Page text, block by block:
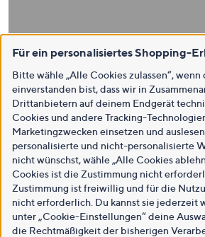
Für ein personalisiertes Shopping-
Bitte wähle „Alle Cookies zulassen“,
einverstanden bist, dass wir in
Drittanbietern auf deinem Endgerät
Cookies und andere Tracking-
Marketingzwecken einsetzen und
personalisierte und nicht-personalisierte
nicht wünschst, wähle „Alle Cookies
Cookies ist die Zustimmung nicht
Zustimmung ist freiwillig und für die
nicht erforderlich. Du kannst sie jederzeit
unter „Cookie-Einstellungen“ deine
die Rechtmäßigkeit der bisherigen